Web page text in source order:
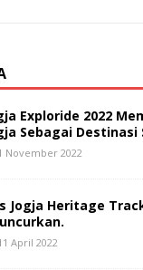
Exploride 2022
Sebagai
November 2022
Jogja Heritage
April 2022